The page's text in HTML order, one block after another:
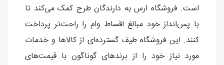
است. فروشگاه ارس به دارندگان طرح کمک می‌کند تا
با پس‌انداز خود مبالغ اقساط وام را راحت‌تر پرداخت
کنند. این فروشگاه طیف گسترده‌ای از کالاها و خدمات
مورد نیاز خود را از برندهای گوناگون با قیمت‌های